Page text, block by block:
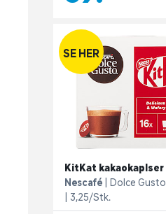
SE HER
KitKat kakaokaplser
Nescafé
Dolce Gusto
3,25/Stk.